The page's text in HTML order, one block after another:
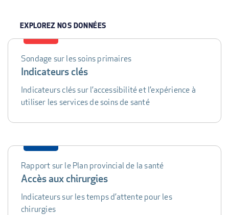
EXPLOREZ NOS DONNÉES
DATA
TABLE
Sondage sur les soins primaires
Indicateurs clés
Indicateurs clés sur l’accessibilité et l’expérience à
utiliser les services de soins de santé
Rapport sur le Plan provincial de la santé
Accès aux chirurgies
Indicateurs sur les temps d’attente pour les
chirurgies